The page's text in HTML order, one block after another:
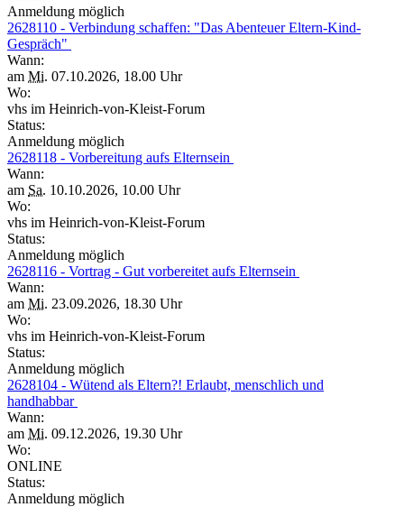
Anmeldung möglich
2628110 - Verbindung schaffen: "Das Abenteuer Eltern-Kind-
Gespräch"
Wann:
am Mi. 07.10.2026, 18.00 Uhr
Wo:
vhs im Heinrich-von-Kleist-Forum
Status:
Anmeldung möglich
2628118 - Vorbereitung aufs Elternsein
Wann:
am Sa. 10.10.2026, 10.00 Uhr
Wo:
vhs im Heinrich-von-Kleist-Forum
Status:
Anmeldung möglich
2628116 - Vortrag - Gut vorbereitet aufs Elternsein
Wann:
am Mi. 23.09.2026, 18.30 Uhr
Wo:
vhs im Heinrich-von-Kleist-Forum
Status:
Anmeldung möglich
2628104 - Wütend als Eltern?! Erlaubt, menschlich und
handhabbar
Wann:
am Mi. 09.12.2026, 19.30 Uhr
Wo:
ONLINE
Status:
Anmeldung möglich